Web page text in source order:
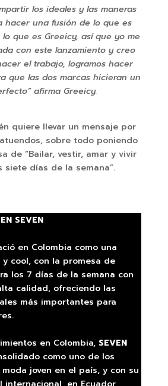
los ideales y las maneras
hacer una fusión de lo que es
lo que es Greeicy, así que yo me
con este lanzamiento y creo
el trabajo, logramos hacer
que las dos marcas hicieran un
afirma Greeicy.
quiere llevar un mensaje por
sobre todo poniendo
de “Bailar, vestir, amar y vivir
siete días de la semana”.
SEVEN
en Colombia como una
cool, con la promesa de
los 7 días de la semana con
calidad, ofreciendo las
más importantes para
en Colombia, SEVEN
como uno de los
joven en el país, y con su